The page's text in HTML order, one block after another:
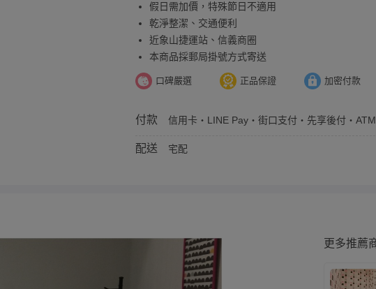
假日需加價，特殊節日不適用
乾淨整潔、交通便利
近象山捷運站、信義商圈
本商品採郵局掛號方式寄送
口碑嚴選 正品保證 加密付款
付款 信用卡・LINE Pay・街口支付・先享後付・
配送 宅配
更多推薦